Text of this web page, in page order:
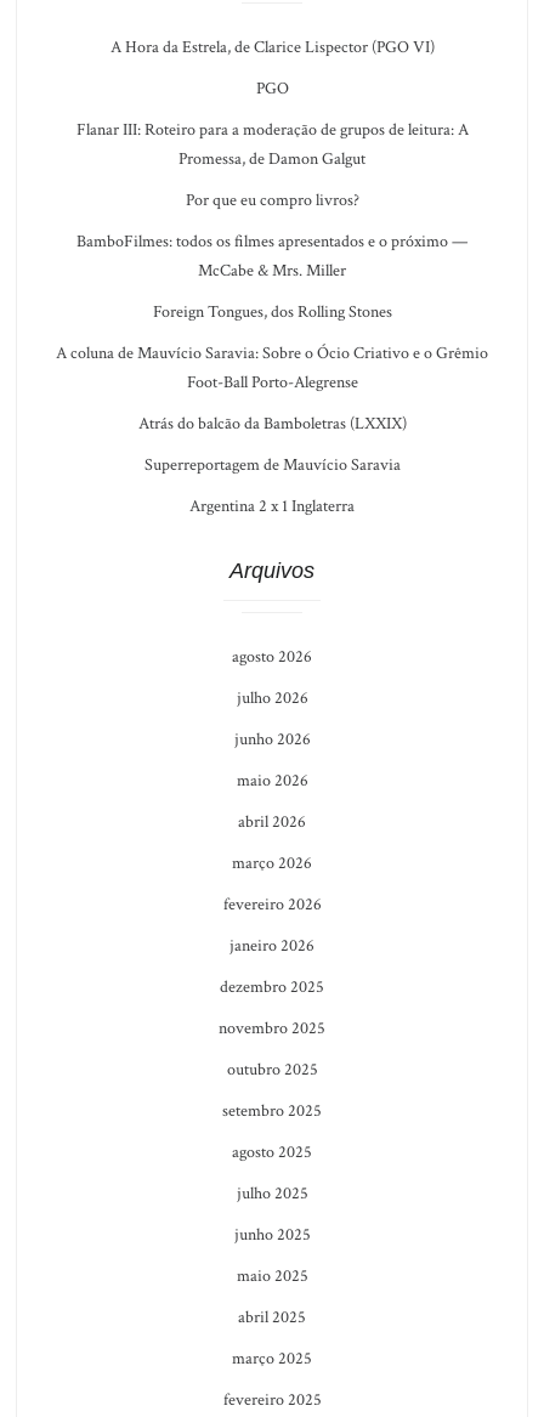
A Hora da Estrela, de Clarice Lispector (PGO VI)
PGO
Flanar III: Roteiro para a moderação de grupos de leitura: A
Promessa, de Damon Galgut
Por que eu compro livros?
BamboFilmes: todos os filmes apresentados e o próximo —
McCabe & Mrs. Miller
Foreign Tongues, dos Rolling Stones
A coluna de Mauvício Saravia: Sobre o Ócio Criativo e o Grêmio
Foot-Ball Porto-Alegrense
Atrás do balcão da Bamboletras (LXXIX)
Superreportagem de Mauvício Saravia
Argentina 2 x 1 Inglaterra
Arquivos
agosto 2026
julho 2026
junho 2026
maio 2026
abril 2026
março 2026
fevereiro 2026
janeiro 2026
dezembro 2025
novembro 2025
outubro 2025
setembro 2025
agosto 2025
julho 2025
junho 2025
maio 2025
abril 2025
março 2025
fevereiro 2025